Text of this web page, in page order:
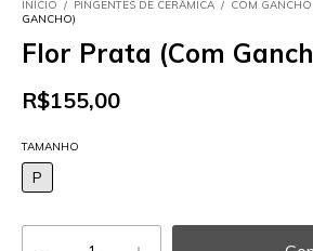
INÍCIO / PINGENTES DE CERÂMICA / COM GANCHO
GANCHO)
Flor Prata (Com
R$155,00
TAMANHO
P